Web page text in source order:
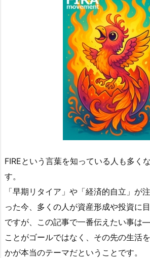
FIREという言葉を知っている人も多く
す。
「早期リタイア」や「経済的自立」が
った今、多くの人が資産形成や投資に
ですが、この記事で一番伝えたい事は
ことがゴールではなく、その先の生活
かが本当のテーマだということです。